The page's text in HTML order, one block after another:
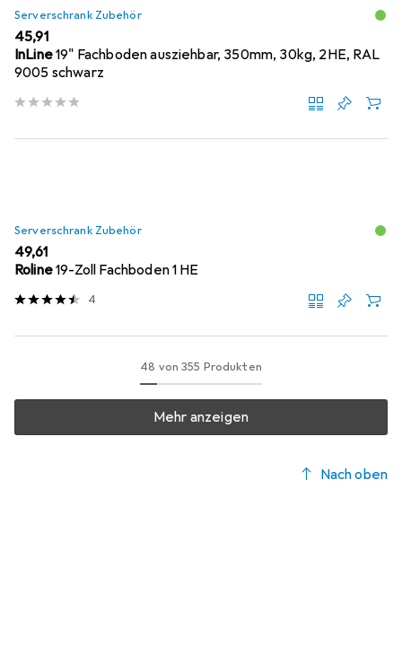
Serverschrank Zubehör
EUR
45,91
InLine19" Fachboden ausziehbar, 350mm, 30kg, 2HE, RAL
9005 schwarz
Serverschrank Zubehör
EUR
49,61
Roline19-Zoll Fachboden 1 HE
4
48 von 355 Produkten
Mehr anzeigen
Nach oben